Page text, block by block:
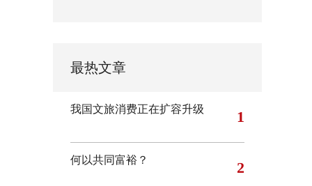
最热文章
我国文旅消费正在扩容升级 1
何以共同富裕？ 2